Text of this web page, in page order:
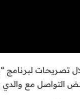
التواصل مع